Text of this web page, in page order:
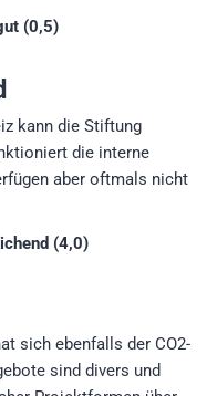
(0,5)
kann die Stiftung
die interne
aber oftmals nicht
(4,0)
sich ebenfalls der CO2-
sind divers und